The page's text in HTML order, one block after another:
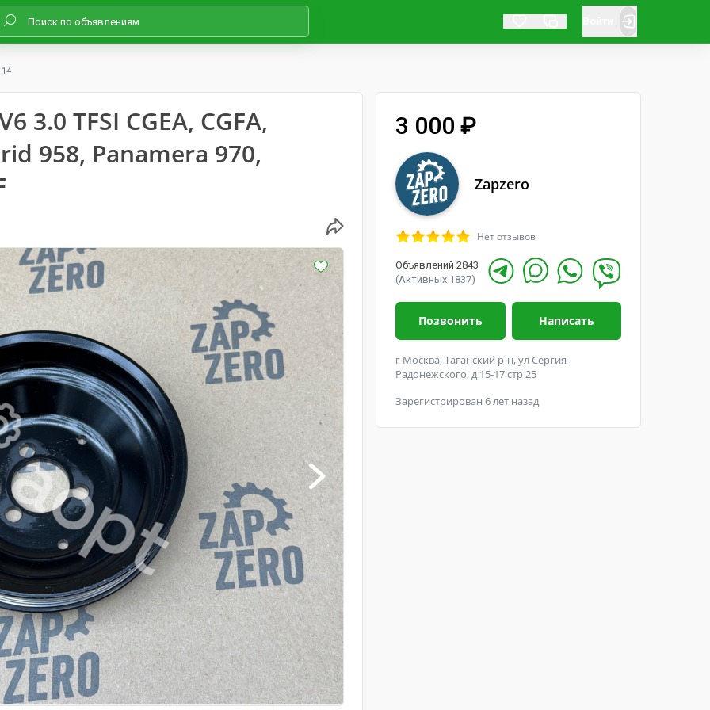
TFSI CGEA, CGFA,
958, Panamera 970,
3 000 ₽
Zapzero
Нет отзывов
Объявлений 2843
(Активных 1837)
Позвонить Написать
г Москва, Таганский р-н, ул Сергия
Радонежского, д 15-17 стр 25
Зарегистрирован 6 лет назад